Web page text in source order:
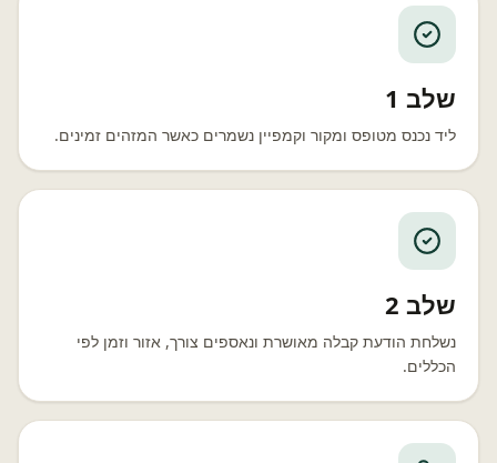
שלב 1
ליד נכנס מטופס ומקור וקמפיין נשמרים כאשר המזהים זמינים.
שלב 2
נשלחת הודעת קבלה מאושרת ונאספים צורך, אזור וזמן לפי
הכללים.